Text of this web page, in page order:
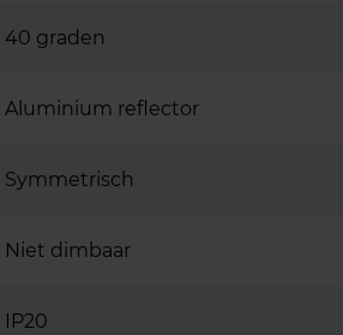
40 graden
Aluminium reflector
Symmetrisch
Niet dimbaar
IP20